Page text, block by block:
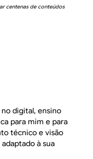
centenas de conteúdos
digital, ensino
para mim e para
técnico e visão
à sua